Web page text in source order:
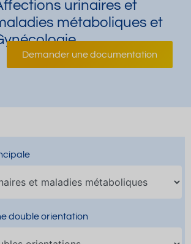
urinaires et
métaboliques et
Demander une documentation
double orientation